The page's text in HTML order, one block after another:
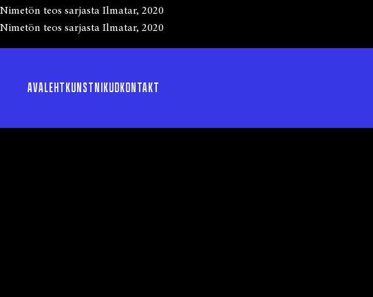
Nimetön teos sarjasta Ilmatar, 2020
Nimetön teos sarjasta Ilmatar, 2020
AVALEHTKUNSTNIKUDKONTAKT